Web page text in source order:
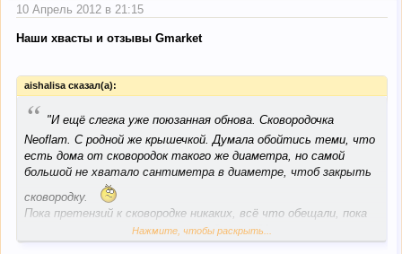
10 Апрель 2012 в 21:15
Наши хвасты и отзывы Gmarket
aishalisa сказал(а):
“ "И ещё слегка уже поюзанная обнова. Сковородочка
Neoflam. С родной же крышечкой. Думала обойтись теми, что
есть дома от сковородок такого же диаметра, но самой
большой не хватало сантиметра в диаметре, чтоб закрыть
сковородку.
Пока претензий к сковородке никаких, всё что обещали, пока
так и есть, только греется она больше 30 сек, но оно и не
удивительно, диаметр 28 см. Ой, от цвета под кухню,
Нажмите, чтобы раскрыть...